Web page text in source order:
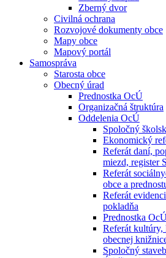
Zberný dvor
Civilná ochrana
Rozvojové dokumenty obce
Mapy obce
Mapový portál
Samospráva
Starosta obce
Obecný úrad
Prednostka OcÚ
Organizačná štruktúra
Oddelenia OcÚ
Spoločný
Ekonomický
Referát daní,
miezd, register
Referát
obce a
Referát
pokladňa
Prednostka
Referát kultúry,
obecnej
Spoločný